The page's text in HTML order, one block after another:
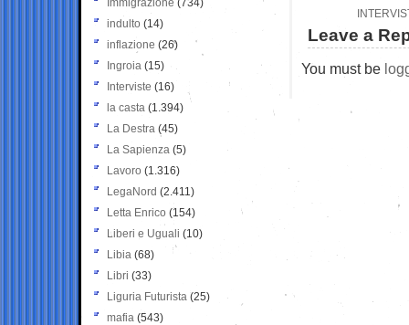
Leave a
You must be
Immigrazione (734)
indulto (14)
inflazione (26)
Ingroia (15)
Interviste (16)
la casta (1.394)
La Destra (45)
La Sapienza (5)
Lavoro (1.316)
LegaNord (2.411)
Letta Enrico (154)
Liberi e Uguali (10)
Libia (68)
Libri (33)
Liguria Futurista (25)
mafia (543)